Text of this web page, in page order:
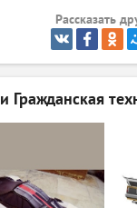
Рассказать
Гражданская